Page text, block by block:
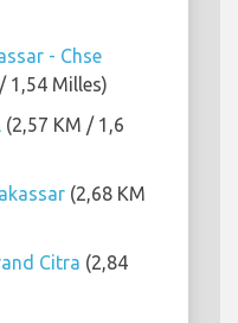
- Chse
1,54 Milles)
(2,57 KM / 1,6
(2,68 KM
Citra (2,84